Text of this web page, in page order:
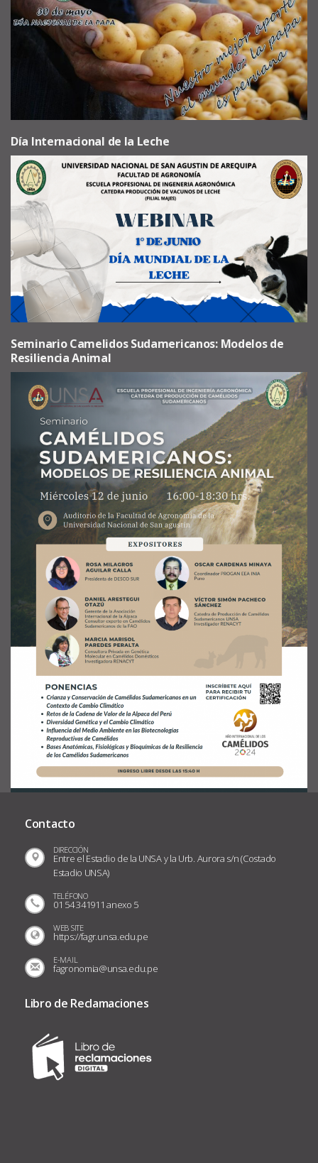
Día Internacional de la Leche
Seminario Camelidos Sudamericanos: Modelos de
Resiliencia Animal
Contacto
DIRECCIÓN
Entre el Estadio de la UNSA y la Urb. Aurora s/n (Costado
Estadio UNSA)
TELÉFONO
01 54 341911 anexo 5
WEB SITE
https://fagr.unsa.edu.pe
E-MAIL
fagronomia@unsa.edu.pe
Libro de Reclamaciones